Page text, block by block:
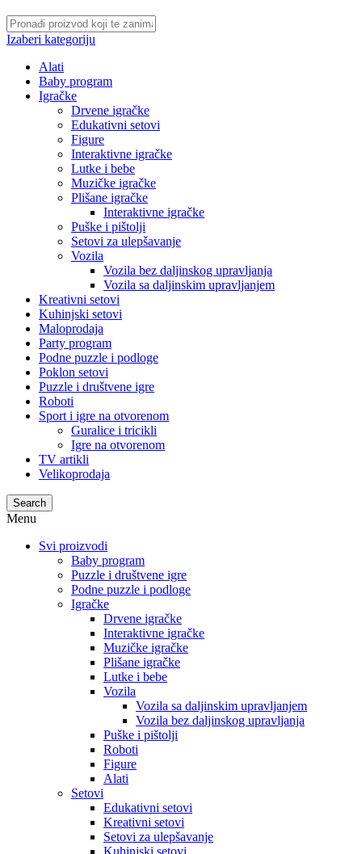
Izaberi kategoriju
Alati
Baby program
Igračke
Drvene igračke
Edukativni setovi
Figure
Interaktivne igračke
Lutke i bebe
Muzičke igračke
Plišane igračke
Interaktivne igračke
Puške i pištolji
Setovi za ulepšavanje
Vozila
Vozila bez daljinskog upravljanja
Vozila sa daljinskim upravljanjem
Kreativni setovi
Kuhinjski setovi
Maloprodaja
Party program
Podne puzzle i podloge
Poklon setovi
Puzzle i društvene igre
Roboti
Sport i igre na otvorenom
Guralice i tricikli
Igre na otvorenom
TV artikli
Velikoprodaja
Search
Menu
Svi proizvodi
Baby program
Puzzle i društvene igre
Podne puzzle i podloge
Igračke
Drvene igračke
Interaktivne igračke
Muzičke igračke
Plišane igračke
Lutke i bebe
Vozila
Vozila sa daljinskim upravljanjem
Vozila bez daljinskog upravljanja
Puške i pištolji
Roboti
Figure
Alati
Setovi
Edukativni setovi
Kreativni setovi
Setovi za ulepšavanje
Kuhinjski setovi